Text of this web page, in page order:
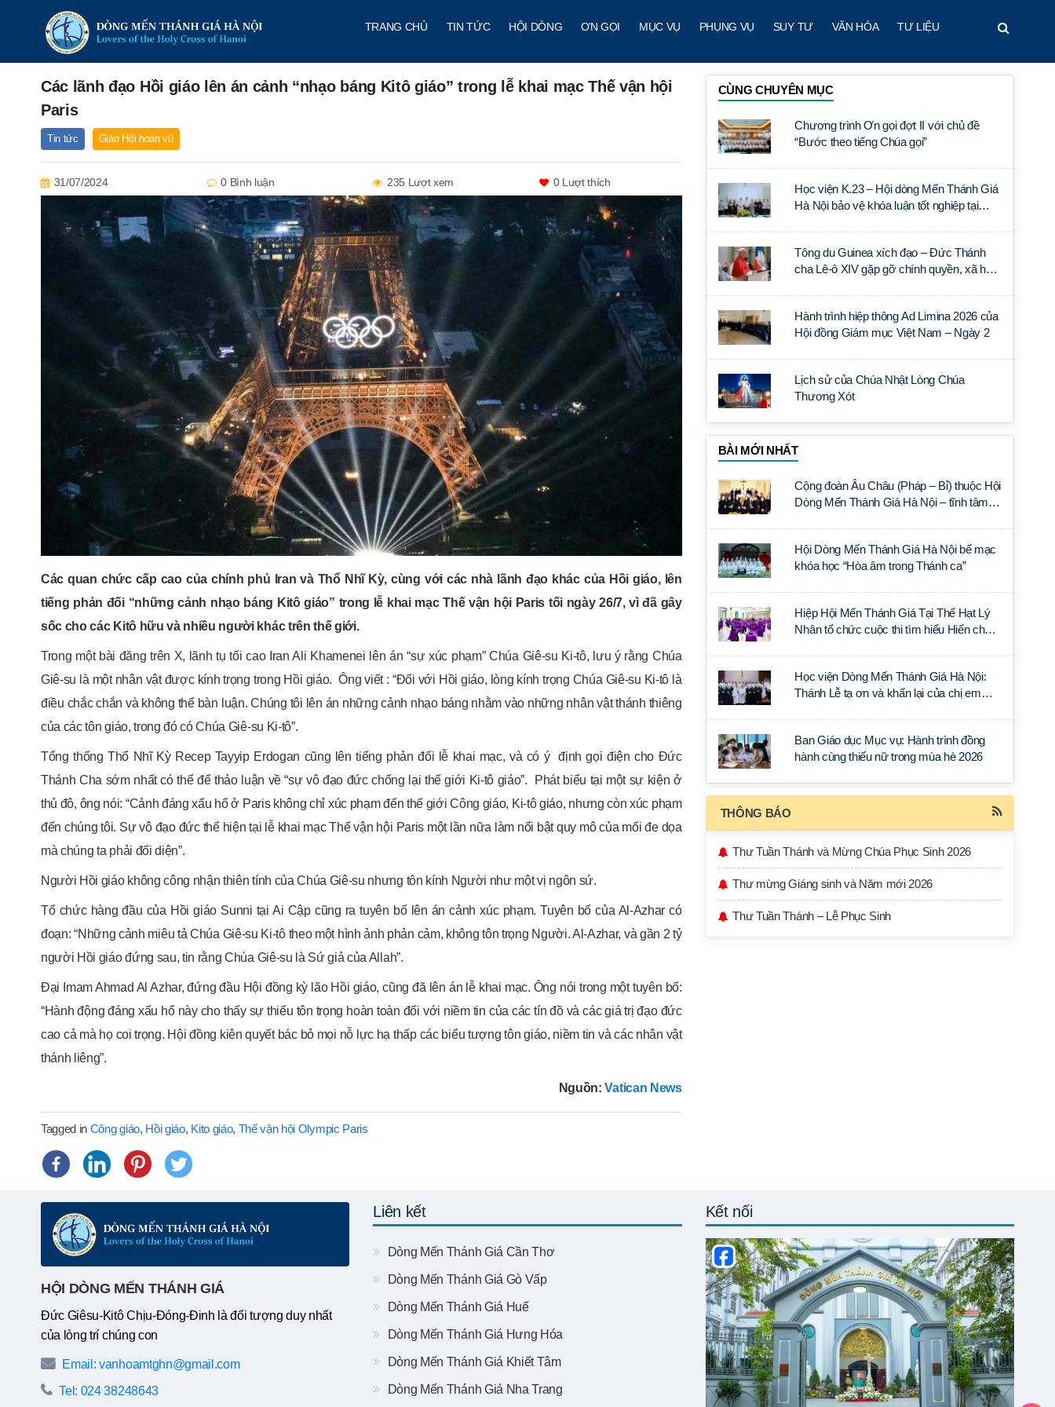
TRANG CHỦ TIN TỨC HỘI DÒNG ƠN GỌI MỤC VỤ PHỤNG VỤ SUY TƯ VĂN HÓA TƯ LIỆU
Các lãnh đạo Hồi giáo lên án cảnh “nhạo báng Kitô giáo” trong lễ khai mạc Thế vận hội
Paris
Tin tức Giáo Hội hoàn vũ
31/07/2024 0 Bình luận 235 Lượt xem 0Lượt thích
Các quan chức cấp cao của chính phủ Iran và Thổ Nhĩ Kỳ, cùng với các nhà lãnh đạo khác của Hồi giáo, lên
tiếng phản đối “những cảnh nhạo báng Kitô giáo” trong lễ khai mạc Thế vận hội Paris tối ngày 26/7, vì đã gây
sốc cho các Kitô hữu và nhiều người khác trên thế giới.
Trong một bài đăng trên X, lãnh tụ tối cao Iran Ali Khamenei lên án “sự xúc phạm” Chúa Giê-su Ki-tô, lưu ý rằng Chúa
Giê-su là một nhân vật được kính trọng trong Hồi giáo. Ông viết : “Đối với Hồi giáo, lòng kính trọng Chúa Giê-su Ki-tô là
điều chắc chắn và không thể bàn luận. Chúng tôi lên án những cảnh nhạo báng nhằm vào những nhân vật thánh thiêng
của các tôn giáo, trong đó có Chúa Giê-su Ki-tô”.
Tổng thống Thổ Nhĩ Kỳ Recep Tayyip Erdogan cũng lên tiếng phản đối lễ khai mạc, và có ý định gọi điện cho Đức
Thánh Cha sớm nhất có thể để thảo luận về “sự vô đạo đức chống lại thế giới Ki-tô giáo”. Phát biểu tại một sự kiện ở
thủ đô, ông nói: “Cảnh đáng xấu hổ ở Paris không chỉ xúc phạm đến thế giới Công giáo, Ki-tô giáo, nhưng còn xúc phạm
đến chúng tôi. Sự vô đạo đức thể hiện tại lễ khai mạc Thế vận hội Paris một lần nữa làm nổi bật quy mô của mối đe dọa
mà chúng ta phải đối diện”.
Người Hồi giáo không công nhận thiên tính của Chúa Giê-su nhưng tôn kính Người như một vị ngôn sứ.
Tổ chức hàng đầu của Hồi giáo Sunni tại Ai Cập cũng ra tuyên bố lên án cảnh xúc phạm. Tuyên bố của Al-Azhar có
đoạn: “Những cảnh miêu tả Chúa Giê-su Ki-tô theo một hình ảnh phản cảm, không tôn trọng Người. Al-Azhar, và gần 2 tỷ
người Hồi giáo đứng sau, tin rằng Chúa Giê-su là Sứ giả của Allah”.
Đại Imam Ahmad Al Azhar, đứng đầu Hội đồng kỳ lão Hồi giáo, cũng đã lên án lễ khai mạc. Ông nói trong một tuyên bố:
“Hành động đáng xấu hổ này cho thấy sự thiếu tôn trọng hoàn toàn đối với niềm tin của các tín đồ và các giá trị đạo đức
cao cả mà họ coi trọng. Hội đồng kiên quyết bác bỏ mọi nỗ lực hạ thấp các biểu tượng tôn giáo, niềm tin và các nhân vật
thánh liêng”.
Nguồn:Vatican News
Tagged in Công giáo, Hồi giáo, Kito giáo, Thế vận hội Olympic Paris
CÙNG CHUYÊN MỤC
Chương trình Ơn gọi đợt II với chủ đề
“Bước theo tiếng Chúa gọi”
Học viện K.23 – Hội dòng Mến Thánh Giá
Hà Nội bảo vệ khóa luận tốt nghiệp tại
Tông du Guinea xích đạo – Đức Thánh
cha Lê-ô XIV gặp gỡ chính quyền, xã hội
Hành trình hiệp thông Ad Limina 2026 của
Hội đồng Giám mục Việt Nam – Ngày 2
Lịch sử của Chúa Nhật Lòng Chúa
Thương Xót
BÀI MỚI NHẤT
Cộng đoàn Âu Châu (Pháp – Bỉ) thuộc Hội
Dòng Mến Thánh Giá Hà Nội – tĩnh tâm
Hội Dòng Mến Thánh Giá Hà Nội bế mạc
khóa học “Hòa âm trong Thánh ca”
Hiệp Hội Mến Thánh Giá Tại Thế Hạt Lý
Nhân tổ chức cuộc thi tìm hiểu Hiến chế
Học viện Dòng Mến Thánh Giá Hà Nội:
Thánh Lễ tạ ơn và khấn lại của chị em
Ban Giáo dục Mục vụ: Hành trình đồng
hành cùng thiếu nữ trong mùa hè 2026
THÔNG BÁO
Thư Tuần Thánh và Mừng Chúa Phục Sinh 2026
Thư mừng Giáng sinh và Năm mới 2026
Thư Tuần Thánh – Lễ Phục Sinh
HỘI DÒNG MẾN THÁNH GIÁ
Đức Giêsu-Kitô Chịu-Đóng-Đinh là đối tượng duy nhất
của lòng trí chúng con
Email: vanhoamtghn@gmail.com
Tel: 024 38248643
Liên kết
Dòng Mến Thánh Giá Cần Thơ
Dòng Mến Thánh Giá Gò Vấp
Dòng Mến Thánh Giá Huế
Dòng Mến Thánh Giá Hưng Hóa
Dòng Mến Thánh Giá Khiết Tâm
Dòng Mến Thánh Giá Nha Trang
Kết nối